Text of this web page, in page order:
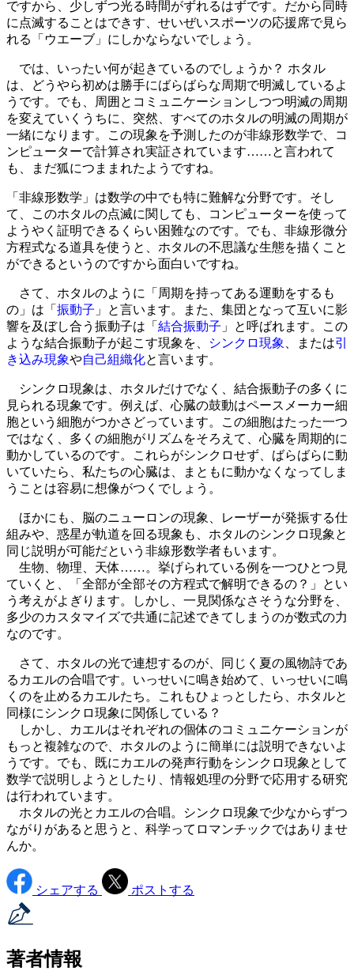
ですから、少しずつ光る時間がずれるはずです。だから同時
に点滅することはできす、せいぜいスポーツの応援席で見ら
れる「ウエーブ」にしかならないでしょう。
では、いったい何が起きているのでしょうか？ ホタル
は、どうやら初めは勝手にばらばらな周期で明滅しているよ
うです。でも、周囲とコミュニケーションしつつ明滅の周期
を変えていくうちに、突然、すべてのホタルの明滅の周期が
一緒になります。この現象を予測したのが非線形数学で、コ
ンピューターで計算され実証されています……と言われて
も、まだ狐につままれたようですね。
「非線形数学」は数学の中でも特に難解な分野です。そし
て、このホタルの点滅に関しても、コンピューターを使って
ようやく証明できるくらい困難なのです。でも、非線形微分
方程式なる道具を使うと、ホタルの不思議な生態を描くこと
ができるというのですから面白いですね。
さて、ホタルのように「周期を持ってある運動をするも
の」は「 振動子 」と言います。また、集団となって互いに影
響を及ぼし合う振動子は「 結合振動子 」と呼ばれます。この
ような結合振動子が起こす現象を、
シンクロ現象 、または引
き込み現象や自己組織化と言います。
シンクロ現象は、ホタルだけでなく、結合振動子の多くに
見られる現象です。例えば、心臓の鼓動はペースメーカー細
胞という細胞がつかさどっています。この細胞はたった一つ
ではなく、多くの細胞がリズムをそろえて、心臓を周期的に
動かしているのです。これらがシンクロせず、ばらばらに動
いていたら、私たちの心臓は、まともに動かなくなってしま
うことは容易に想像がつくでしょう。
ほかにも、脳のニューロンの現象、レーザーが発振する仕
組みや、惑星が軌道を回る現象も、ホタルのシンクロ現象と
同じ説明が可能だという非線形数学者もいます。
生物、物理、天体……。挙げられている例を一つひとつ見
ていくと、「全部が全部その方程式で解明できるの？」とい
う考えがよぎります。しかし、一見関係なさそうな分野を、
多少のカスタマイズで共通に記述できてしまうのが数式の力
なのです。
さて、ホタルの光で連想するのが、同じく夏の風物詩であ
るカエルの合唱です。いっせいに鳴き始めて、いっせいに鳴
くのを止めるカエルたち。これもひょっとしたら、ホタルと
同様にシンクロ現象に関係している？
しかし、カエルはそれぞれの個体のコミュニケーションが
もっと複雑なので、ホタルのように簡単には説明できないよ
うです。でも、既にカエルの発声行動をシンクロ現象として
数学で説明しようとしたり、情報処理の分野で応用する研究
は行われています。
ホタルの光とカエルの合唱。シンクロ現象で少なからずつ
ながりがあると思うと、科学ってロマンチックではありませ
んか。
シェアする ポストする
著者情報